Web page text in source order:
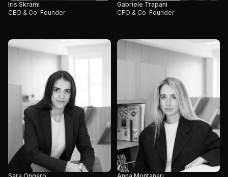
Iris Skrami
CEO & Co-Founder
Gabriele Trapani
CFO & Co-Founder